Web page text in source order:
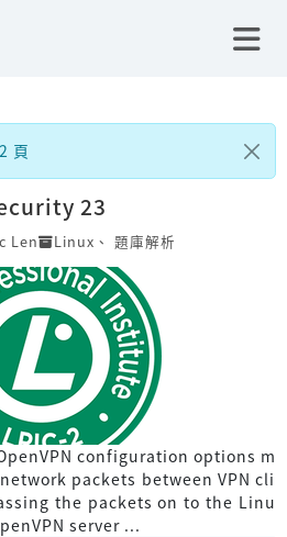
頁
23
Len Linux 、 題庫解析
configuration options m
packets between VPN cli
the packets on to the Linu
server ...